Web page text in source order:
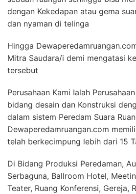
dengan Kekedapan atau gema
dan nyaman di telinga
Hingga
Mitra Saudara/i demi mengatasi
tersebut
Perusahaan Kami Ialah
bidang desain dan Konstruksi
dalam sistem Peredam Suara
Dewaperedamruangan.com
telah berkecimpung lebih dari 15
Di Bidang Produksi Peredaman,
Serbaguna, Ballroom Hotel,
Teater, Ruang Konferensi, Gereja,